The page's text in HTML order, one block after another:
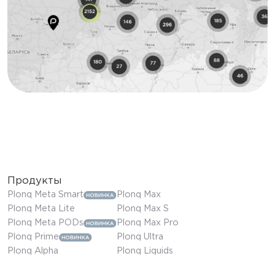
Продукты
Plonq Meta Smart
Plonq Meta Lite
Plonq Meta PODs
Plonq Prime
Plonq Alpha
Plonq Max
Plonq Max S
Plonq Max Pro
Plonq Ultra
Plonq Liquids